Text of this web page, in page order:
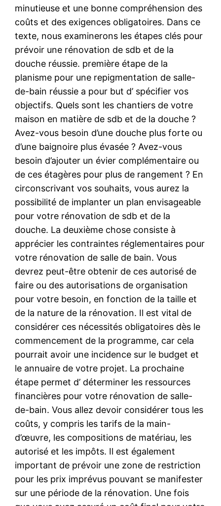
minutieuse et une bonne compréhension des
coûts et des exigences obligatoires. Dans ce
texte, nous examinerons les étapes clés pour
prévoir une rénovation de sdb et de la
douche réussie. première étape de la
planisme pour une repigmentation de salle-
de-bain réussie a pour but d’ spécifier vos
objectifs. Quels sont les chantiers de votre
maison en matière de sdb et de la douche ?
Avez-vous besoin d’une douche plus forte ou
d’une baignoire plus évasée ? Avez-vous
besoin d’ajouter un évier complémentaire ou
de ces étagères pour plus de rangement ? En
circonscrivant vos souhaits, vous aurez la
possibilité de implanter un plan envisageable
pour votre rénovation de sdb et de la
douche. La deuxième chose consiste à
apprécier les contraintes réglementaires pour
votre rénovation de salle de bain. Vous
devrez peut-être obtenir de ces autorisé de
faire ou des autorisations de organisation
pour votre besoin, en fonction de la taille et
de la nature de la rénovation. Il est vital de
considérer ces nécessités obligatoires dès le
commencement de la programme, car cela
pourrait avoir une incidence sur le budget et
le annuaire de votre projet. La prochaine
étape permet d’ déterminer les ressources
financières pour votre rénovation de salle-
de-bain. Vous allez devoir considérer tous les
coûts, y compris les tarifs de la main-
d’œuvre, les compositions de matériau, les
autorisé et les impôts. Il est également
important de prévoir une zone de restriction
pour les prix imprévus pouvant se manifester
sur une période de la rénovation. Une fois